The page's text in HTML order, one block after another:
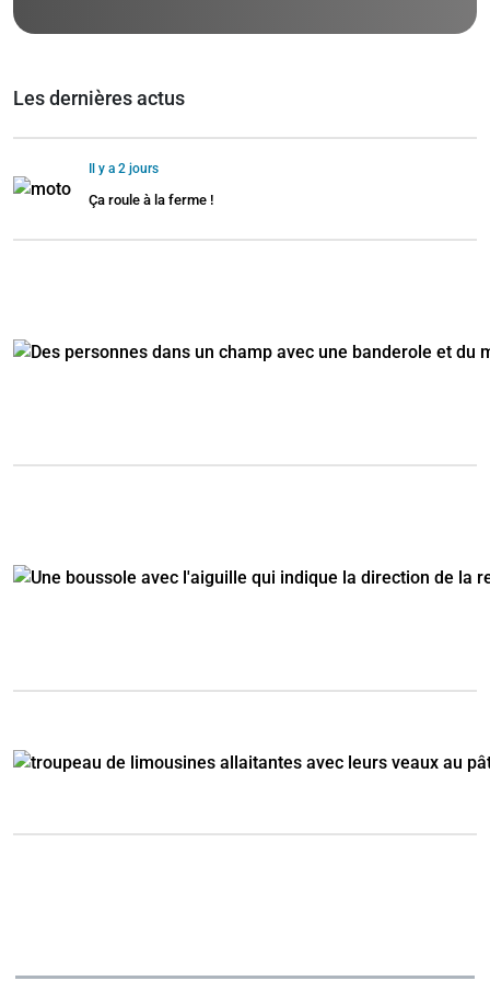
Les dernières actus
Il y a 2 jours
Ça roule à la ferme !